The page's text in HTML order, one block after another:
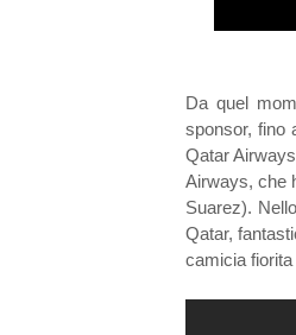
Da quel
sponsor, fino
Qatar
Airways, che
Suarez).
Qatar,
camicia